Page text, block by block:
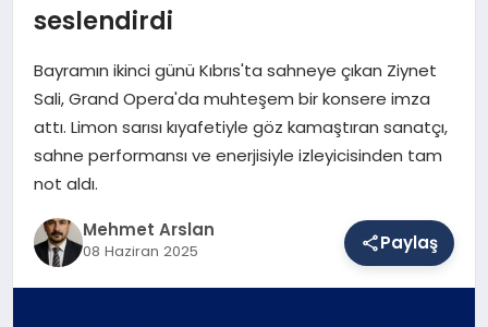
SAĞLIK
EĞITIM
DÜNYA
seslendirdi
Bayramın ikinci günü Kıbrıs'ta sahneye çıkan Ziynet
Sali, Grand Opera'da muhteşem bir konsere imza
attı. Limon sarısı kıyafetiyle göz kamaştıran sanatçı,
sahne performansı ve enerjisiyle izleyicisinden tam
not aldı.
Mehmet Arslan
08 Haziran 2025 Paylaş